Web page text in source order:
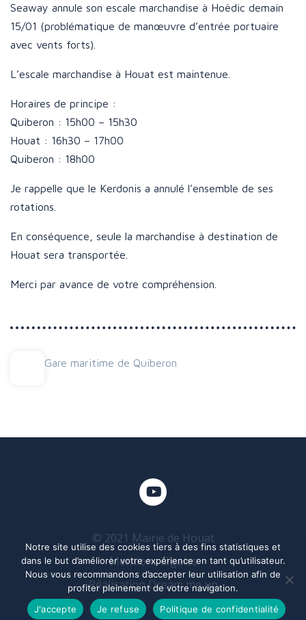
Seaway annule son escale marchandise à Hoëdic demain
15/01 (problématique de manœuvre d’entrée portuaire
avec vents forts).
L’escale marchandise à Houat est maintenue.
Horaires de principe :
Quiberon : 15h00 – 15h30
Houat : 16h30 – 17h00
Quiberon : 18h00
Je rappelle que le Kerdonis a annulé l’ensemble de ses
rotations.
En conséquence, seule la marchandise à destination de
Houat sera transportée.
Merci par avance de votre compréhension.
Gare maritime de Quiberon
© 2021 Mairie de Houat
Mentions légales
Réalisation Dream me up
Notre site utilise des cookies tiers à des fins statistiques et
dans le but d’améliorer votre expérience en tant qu’utilisateur.
Nous vous recommandons d’accepter leur utilisation afin de
profiter pleinement de votre navigation.
J'accepte
Je refuse Politique de confidentialité